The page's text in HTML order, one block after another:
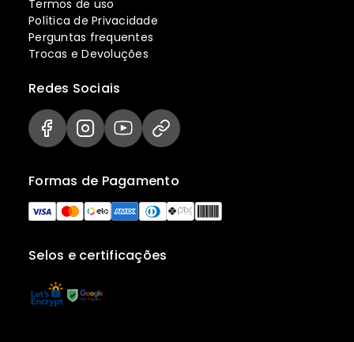
Termos de uso
Política de Privacidade
Perguntas frequentes
Trocas e Devoluções
Selos e certificações
Formas de Pagamento
Redes Sociais